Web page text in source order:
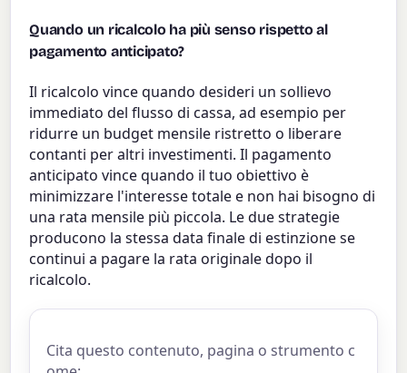
Quando un ricalcolo ha più senso rispetto al
pagamento anticipato?
Il ricalcolo vince quando desideri un sollievo
immediato del flusso di cassa, ad esempio per
ridurre un budget mensile ristretto o liberare
contanti per altri investimenti. Il pagamento
anticipato vince quando il tuo obiettivo è
minimizzare l'interesse totale e non hai bisogno di
una rata mensile più piccola. Le due strategie
producono la stessa data finale di estinzione se
continui a pagare la rata originale dopo il
ricalcolo.
Cita questo contenuto, pagina o strumento c